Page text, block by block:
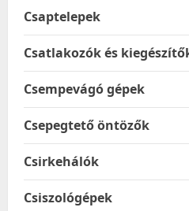
Csaptelepek
Csatlakozók és
Csempevágó gépek
Csepegtető öntözők
Csirkehálók
Csiszológépek